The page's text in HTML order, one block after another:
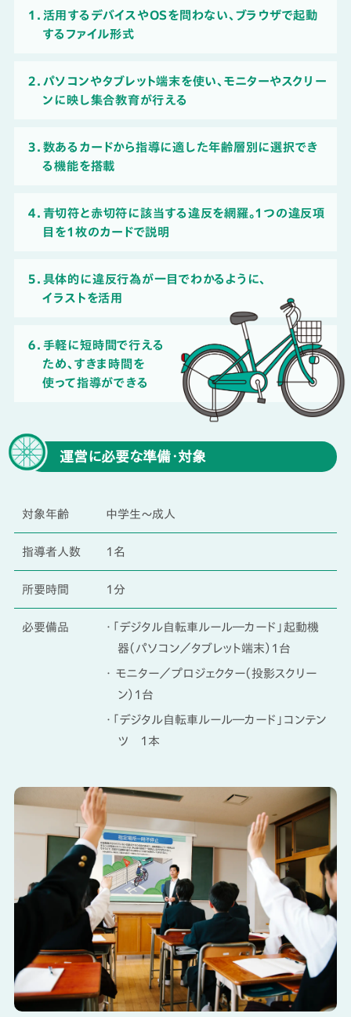
１．活用するデバイスやOSを問わない、ブラウザで起動
する ファイル形式
２．パソコンやタブレット端末を使い、モニターやスクリー
ンに映し集合教育が行える
３．数あるカードから指導に適した年齢層別に選択でき
る機能を搭載
４．青切符と赤切符に該当する違反を網羅。1つの違反項
目を1枚のカードで説明
５．具体的に違反行為が一目でわかるように、
イラストを活用
６．手軽に短時間で行える
ため、すきま時間を
使って指導ができる
運営に必要な準備・対象
対象年齢 中学生～成人
指導者人数 1名
所要時間 1分
必要備品
・「デジタル自転車ルール―カード」起動機
器（パソコン／タブレット端末）1台
・ モニター／プロジェクター（投影スクリー
ン）1台
・「デジタル自転車ルール―カード」コンテン
ツ 1本